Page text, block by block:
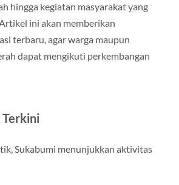
hingga kegiatan masyarakat yang
ini akan memberikan
terbaru, agar warga maupun
dapat mengikuti perkembangan
Sukabumi menunjukkan aktivitas